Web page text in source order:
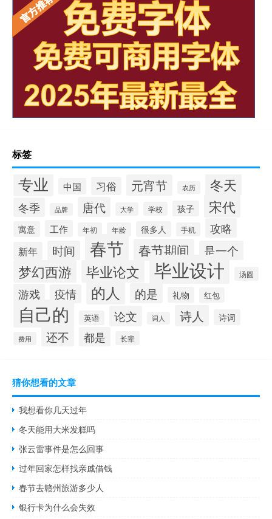
标签
专业 中国 习俗 元宵节 农历 冬天
冬季 品牌 唐代 大学 学校 孩子 宋代
寓意 工作 年初 年龄 很多人 手机 攻略
新年 时间 春节 春节期间 是一个
梦幻西游 毕业论文 毕业设计 汤圆
游戏 疫情 的人 的是 礼物 红包
自己的 英语 论文 词人 诗人 诗词
费用 还不 都是 长辈
猜你想看的文章
我想看你几天过年
冬天能用大米发糕吗
张云雷事件是怎么回事
过年回家怎样找亲戚借钱
春节去赣州旅游多少人
银行卡为什么会失效